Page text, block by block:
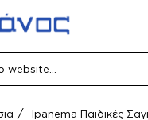
Ipanema Παιδικές